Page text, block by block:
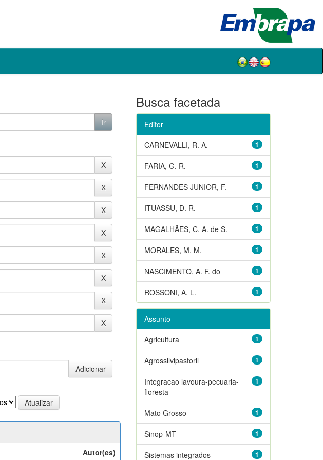
Autor(es)
Busca facetada
Editor
1
CARNEVALLI, R. A.
1
FARIA, G. R.
1
FERNANDES JUNIOR, F.
1
ITUASSU, D. R.
1
MAGALHÃES, C. A. de S.
1
MORALES, M. M.
1
NASCIMENTO, A. F. do
1
ROSSONI, A. L.
Assunto
1
Agricultura
1
Agrossilvipastoril
1
Integracao lavoura-pecuaria-
floresta
1
Mato Grosso
1
Sinop-MT
1
Sistemas integrados